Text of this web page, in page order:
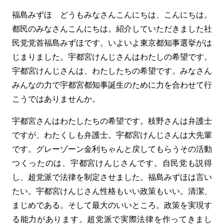
福島みずほ どうもみなさんこんにちは、こんにちは。
都民のみなさんこんにちは。紹介していただきました社
民党党首福島みずほです。いよいよ東京都知事選挙がは
じまりました。宇都宮けんじさんはわたしの希望です。
宇都宮けんじさんは、わたしたちの希望です。みなさん
みんなの力で宇都宮都知事誕生のために力を合わせて行
こうではありませんか。
宇都宮さんはわたしたちの希望です。枝野さんは弁護士
ですが、わたくしも弁護士。宇都宮けんじさんは大先輩
です。グレーゾーン金利ちゃんと戻してもらうその活動
つくったのは、宇都宮けんじさんです。自民党も説得
し、超党派で法律を制定させました。福島みずほは言い
たい。宇都宮けんじさん性格もいい政策もいい。清潔、
まじめである。そして最大のいいところ。政策を実現す
る能力があります。超党派で実際法律を作ってきまし